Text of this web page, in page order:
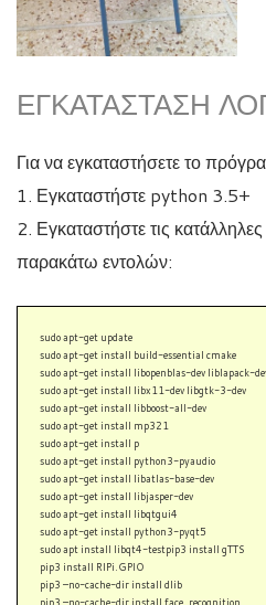
ΕΓΚΑΤΆΣΤΑΣΗ
Για να εγκαταστήσετε το
1. Εγκαταστήστε python 3.5+
2. Εγκαταστήστε τις
παρακάτω εντολών:
sudo apt-get update
sudo apt-get install build-essential cmake
sudo apt-get install libopenblas-dev liblapack-
sudo apt-get install libx11-dev libgtk-3-dev
sudo apt-get install libboost-all-dev
sudo apt-get install mp321
sudo apt-get install p
sudo apt-get install python3-pyaudio
sudo apt-get install libatlas-base-dev
sudo apt-get install libjasper-dev
sudo apt-get install libqtgui4
sudo apt-get install python3-pyqt5
sudo apt install libqt4-testpip3 install gTTS
pip3 install RIPi.GPIO
pip3 –no-cache-dir install dlib
pip3 –no-cache-dir install face_recognition